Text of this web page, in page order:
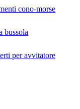
cono-morse
bussola
per avvitatore